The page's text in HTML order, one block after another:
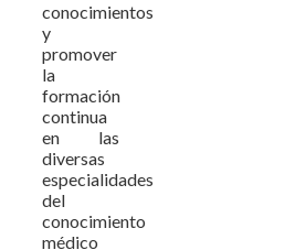
conocimientos
y
promover
la
formación
continua
en las
diversas
especialidades
del
conocimiento
médico